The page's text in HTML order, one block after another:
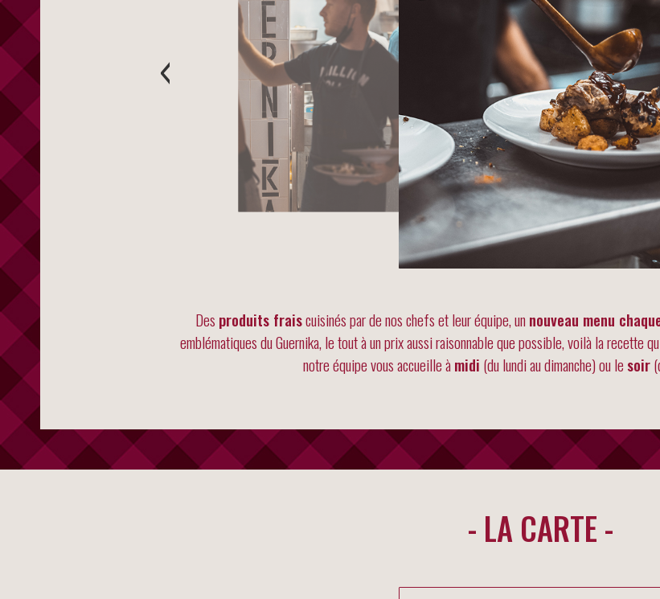
‹
Des produits fraiscuisinés par de nos chefs et leur équipe, un nouveau menu
emblématiques du Guernika, le tout à un prix aussi raisonnable que possible, voilà la recette
notre équipe vous accueille à midi (du lundi au dimanche) ou le soir
- LA CARTE -